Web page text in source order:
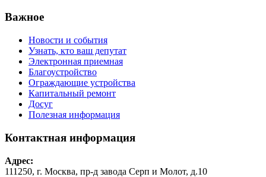
Важное
Новости и события
Узнать, кто ваш депутат
Электронная приемная
Благоустройство
Ограждающие устройства
Капитальный ремонт
Досуг
Полезная информация
Контактная информация
Адрес:
111250, г. Москва, пр-д завода Серп и Молот, д.10